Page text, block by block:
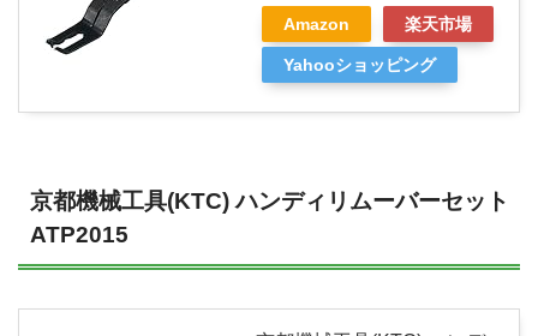
Amazon 楽天市場
Yahooショッピング
京都機械工具(KTC) ハンディリムーバーセット
ATP2015